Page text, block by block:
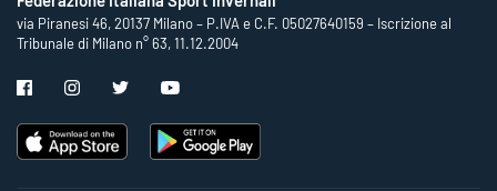
via Piranesi 46, 20137 Milano – P.IVA e C.F. 05027640159 – Iscrizione al
Tribunale di Milano n° 63, 11.12.2004